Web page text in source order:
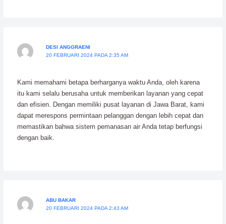
DESI ANGGRAENI
20 FEBRUARI 2024 PADA 2:35 AM
Kami memahami betapa berharganya waktu Anda, oleh karena
itu kami selalu berusaha untuk memberikan layanan yang cepat
dan efisien. Dengan memiliki pusat layanan di Jawa Barat, kami
dapat merespons permintaan pelanggan dengan lebih cepat dan
memastikan bahwa sistem pemanasan air Anda tetap berfungsi
dengan baik.
ABU BAKAR
20 FEBRUARI 2024 PADA 2:43 AM